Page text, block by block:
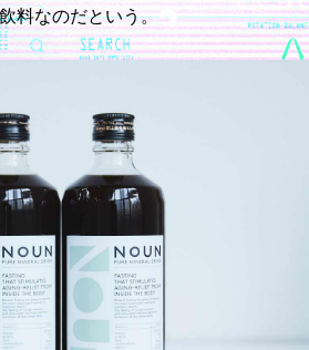
料なのだという。